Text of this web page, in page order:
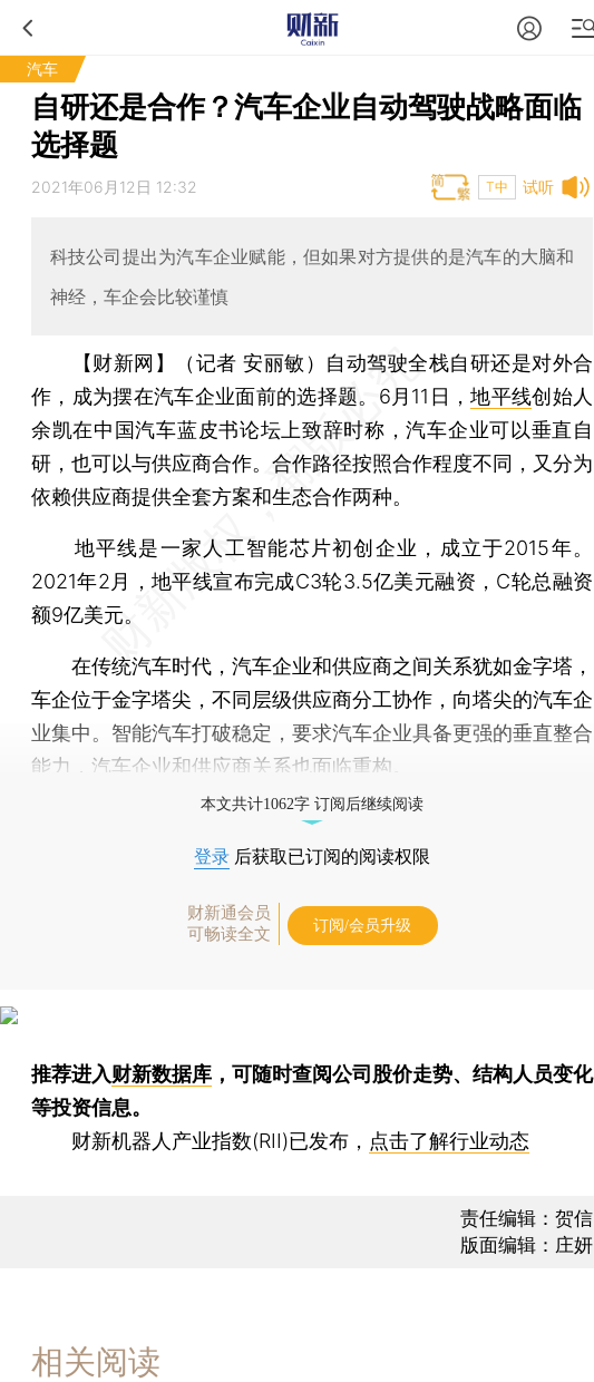
汽车
自研还是合作？汽车企业自动驾驶战略面临
选择题
试听
2021年06月12日 12:32 T中
科技公司提出为汽车企业赋能，但如果对方提供的是汽车的大脑和
神经，车企会比较谨慎
【财新网】（记者 安丽敏） 自动驾驶全栈自研还是对外合
作，成为摆在汽车企业面前的选择题。6月11日，地平线创始人
余凯在中国汽车蓝皮书论坛上致辞时称，汽车企业可以垂直自
研，也可以与供应商合作。合作路径按照合作程度不同，又分为
依赖供应商提供全套方案和生态合作两种。
地平线是一家人工智能芯片初创企业，成立于2015年。
2021年2月，地平线宣布完成C3轮3.5亿美元融资，C轮总融资
额9亿美元。
在传统汽车时代，汽车企业和供应商之间关系犹如金字塔，
车企位于金字塔尖，不同层级供应商分工协作，向塔尖的汽车企
业集中。智能汽车打破稳定，要求汽车企业具备更强的垂直整合
能力，汽车企业和供应商关系也面临重构。
本文共计1062字 订阅后继续阅读
登录 后获取已订阅的阅读权限
财新通会员
可畅读全文
订阅/会员升级
推荐进入财新数据库 ，可随时查阅公司股价走势、结构人员变化
等投资信息。
财新机器人产业指数(RII)已发布， 点击了解行业动态
责任编辑：贺信
版面编辑：庄妍
相关阅读